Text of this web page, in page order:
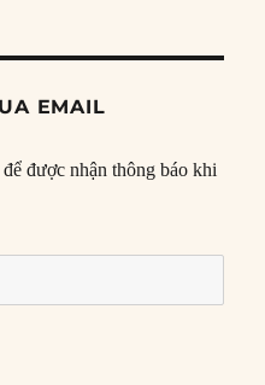
EMAIL
được nhận thông báo khi